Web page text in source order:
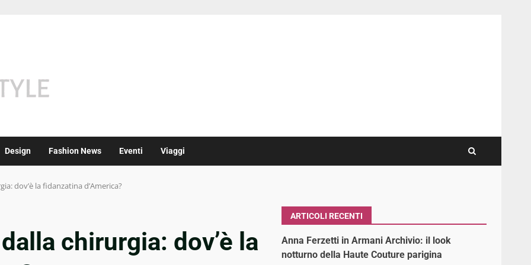
Design Fashion News Eventi Viaggi
dov’è la fidanzatina d’America?
chirurgia: dov’è la
ARTICOLI RECENTI
Anna Ferzetti in Armani Archivio: il look
notturno della Haute Couture parigina